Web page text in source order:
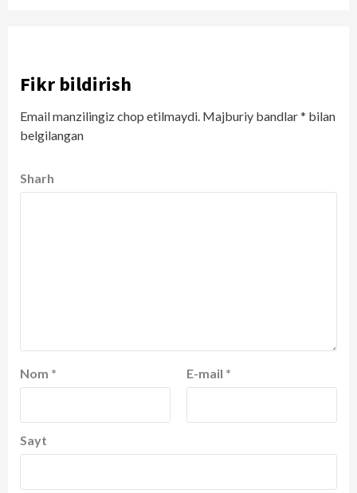
Fikr bildirish
Email manzilingiz chop etilmaydi. Majburiy bandlar* bilan
belgilangan
Sharh
Nom * E-mail *
Sayt